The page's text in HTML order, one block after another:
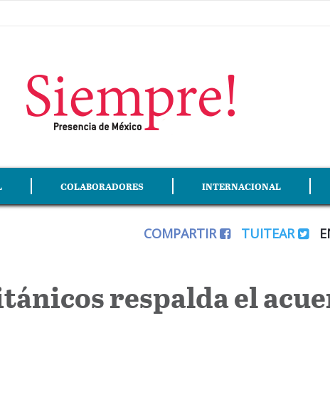
COLABORADORES INTERNACIONAL
COMPARTIR TUITEAR
respalda el